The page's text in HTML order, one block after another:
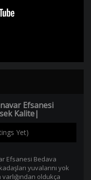
Efsanesi
Kalite|
Yet)
Efsanesi Bedava
yuvalarını yok
oldukça